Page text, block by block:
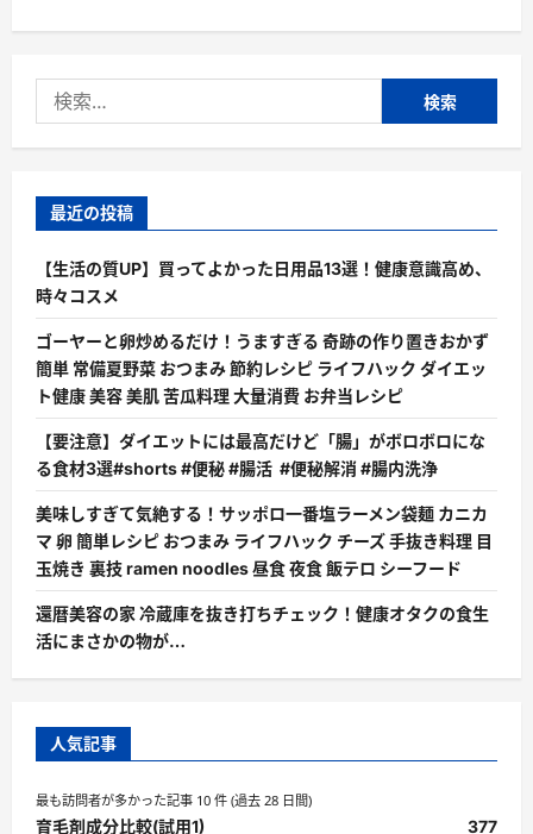
索:
最近の投稿
【生活の質UP】買ってよかった日用品13選！健康意識高め、
時々コスメ
ゴーヤーと卵炒めるだけ！うますぎる 奇跡の作り置きおかず
簡単 常備夏野菜 おつまみ 節約レシピ ライフハック ダイエッ
ト健康 美容 美肌 苦瓜料理 大量消費 お弁当レシピ
【要注意】ダイエットには最高だけど「腸」がボロボロにな
る食材3選#shorts #便秘 #腸活 #便秘解消 #腸内洗浄
美味しすぎて気絶する！サッポロ一番塩ラーメン袋麺 カニカ
マ 卵 簡単レシピ おつまみ ライフハック チーズ 手抜き料理 目
玉焼き 裏技 ramen noodles 昼食 夜食 飯テロ シーフード
還暦美容の家 冷蔵庫を抜き打ちチェック！健康オタクの食生
活にまさかの物が…
人気記事
最も訪問者が多かった記事 10 件 (過去 28 日間)
育毛剤成分比較(試用1) 377